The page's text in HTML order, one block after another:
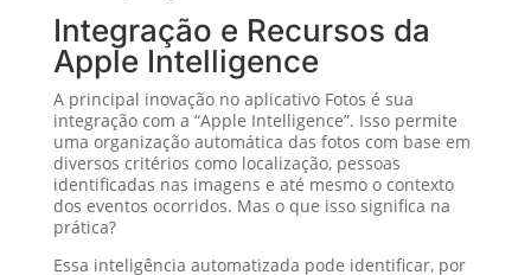
Integração e Recursos da
Apple Intelligence
A principal inovação no aplicativo Fotos é sua
integração com a “Apple Intelligence”. Isso permite
uma organização automática das fotos com base em
diversos critérios como localização, pessoas
identificadas nas imagens e até mesmo o contexto
dos eventos ocorridos. Mas o que isso significa na
prática?
Essa inteligência automatizada pode identificar, por